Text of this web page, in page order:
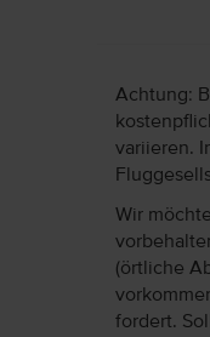
Achtung:
variieren.
Wir
(örtliche
fordert.